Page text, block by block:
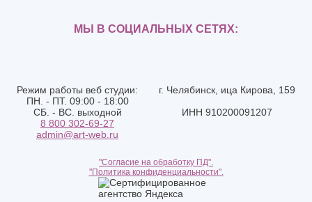
Режим работы веб студии:
ПН. - ПТ. 09:00 - 18:00
СБ. - ВС. выходной
8 800 302-69-27
admin@art-web.ru
г. Челябинск, ица Кирова, 159
ИНН 910200091207
"Согласие на обработку ПД".
"Политика конфиденциальности".
МЫ В СОЦИАЛЬНЫХ СЕТЯХ: